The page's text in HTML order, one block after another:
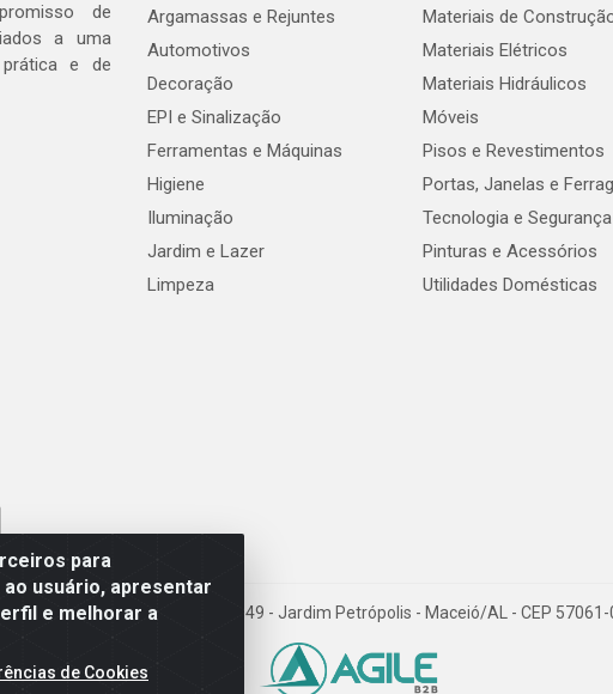
para
usuário, apresentar
e melhorar a
de Cookies
de
a uma
e de
Argamassas e Rejuntes
Automotivos
Decoração
EPI e Sinalização
Ferramentas e Máquinas
Higiene
Iluminação
Jardim e Lazer
Limpeza
Materiais de
Materiais Elétricos
Materiais Hidráulicos
Móveis
Pisos e Revestimentos
Portas, Janelas e
Tecnologia e Segurança
Pinturas e Acessórios
Utilidades Domésticas
Av. Durval de Góes Monteiro, 7049 - Jardim Petrópolis - Maceió/AL - CEP